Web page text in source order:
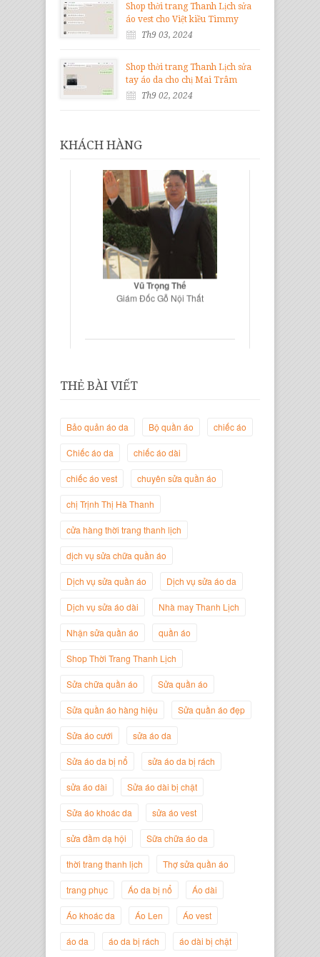
Shop thời trang Thanh Lịch sửa
áo vest cho Việt kiều Timmy
Th9 03, 2024
Shop thời trang Thanh Lịch sửa
tay áo da cho chị Mai Trâm
Th9 02, 2024
KHÁCH HÀNG
Vũ Trọng Thế
Giám Đốc Gỗ Nội Thất
Trịnh Thị Hà Thanh
Trang Thanh Lịch
Giám Đốc Công ty Cây Xanh Gia
Nguyễn Đắc Định
THẺ BÀI VIẾT
Bảo quản áo da Bộ quần áo chiếc áo
Chiếc áo da chiếc áo dài
chiếc áo vest chuyên sửa quần áo
chị Trịnh Thị Hà Thanh
cửa hàng thời trang thanh lịch
dịch vụ sửa chữa quần áo
Dịch vụ sửa quần áo Dịch vụ sửa áo da
Dịch vụ sửa áo dài Nhà may Thanh Lịch
Nhận sửa quần áo quần áo
Shop Thời Trang Thanh Lịch
Sửa chữa quần áo Sửa quần áo
Sửa quần áo hàng hiệu Sửa quần áo đẹp
Sửa áo cưới sửa áo da
Sửa áo da bị nổ sửa áo da bị rách
sửa áo dài Sửa áo dài bị chật
Sửa áo khoác da sửa áo vest
sửa đầm dạ hội Sữa chữa áo da
thời trang thanh lịch Thợ sửa quần áo
trang phục Áo da bị nổ Áo dài
Áo khoác da Áo Len Áo vest
áo da áo da bị rách áo dài bị chật